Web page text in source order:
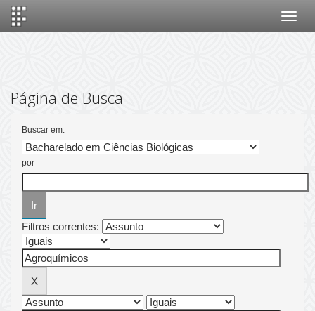
Página de Busca
Buscar em:
por
Filtros correntes: